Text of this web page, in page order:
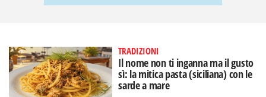
TRADIZIONI
Il nome non ti inganna ma il gusto
sì: la mitica pasta (siciliana) con le
sarde a mare